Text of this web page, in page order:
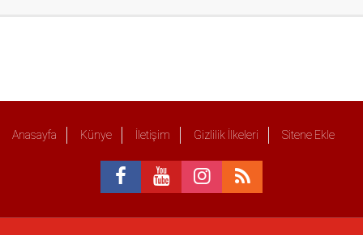
Anasayfa Künye İletişim Gizlilik İlkeleri Sitene Ekle